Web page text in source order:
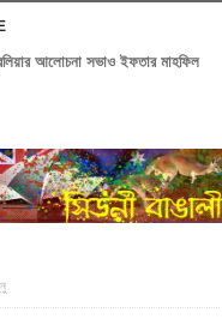
আলোচনা সভাও ইফতার মাহফিল